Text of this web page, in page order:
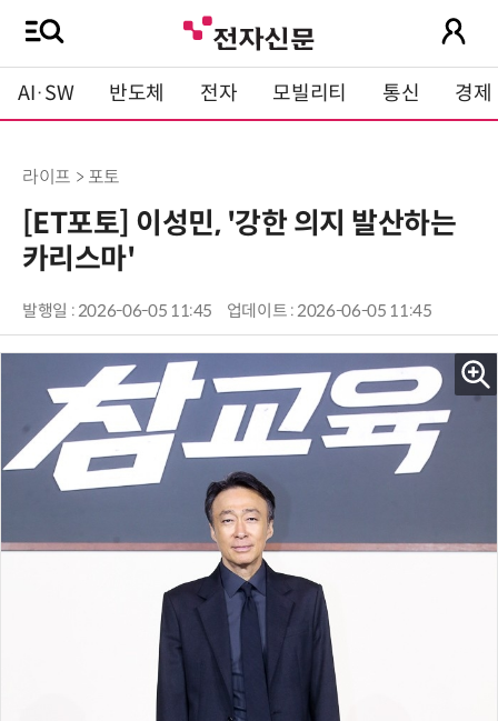
AI·SW 반도체 전자 모빌리티 통신 경제
라이프 > 포토
[ET포토] 이성민, '강한 의지 발산하는
카리스마'
발행일 : 2026-06-05 11:45 업데이트 : 2026-06-05 11:45